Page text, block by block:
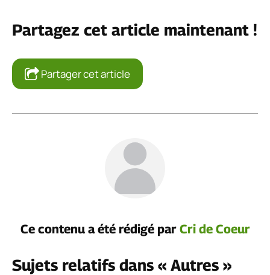
Partagez cet article maintenant !
Partager cet article
Ce contenu a été rédigé par Cri de Coeur
Sujets relatifs dans « Autres »